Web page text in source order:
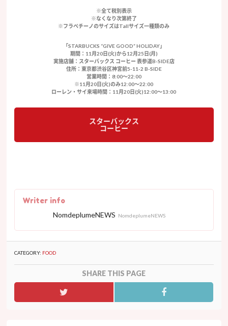
※全て税別表示
※なくなり次第終了
※フラペチーノのサイズはTallサイズ一種類のみ
「STARBUCKS “GIVE GOOD” HOLIDAY」
期間：11月20日(火)から12月25日(月)
実施店舗：スターバックス コーヒー 表参道B-SIDE店
住所：東京都渋谷区神宮前5-11-2 B-SIDE
営業時間：8:00〜22:00
※11月20日(火)のみ12:00〜22:00
ローレン・サイ来場時間：11月20日(火)12:00〜13:00
スターバックス
コーヒー
Writer info
NomdeplumeNEWS NomdeplumeNEWS
CATEGORY: FOOD
SHARE THIS PAGE